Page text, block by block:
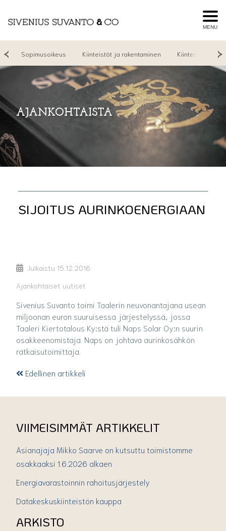
MENU
Sopimusoikeus Kiinteistöt ja rakentaminen
AJANKOHTAISTA
SIJOITUS AURINKOENERGIAAN
Julkaistu 15.12.2016
Ajankohtaiset uutiset
Sivenius Suvanto toimi Taalerin neuvonantajana usean
miljoonan euron suuruisessa järjestelyssä, jossa
Taaleri Kiertotalous Ky:stä tuli Naps Solar Oy:n suurin
osakkeenomistaja. Naps on johtava aurinkosähkön
ratkaisutoimittaja.
Edellinen artikkeli
VIIMEISIMMÄT ARTIKKELIT
Asianajaja Mikko Saarve on kutsuttu toimistomme
osakkaaksi 1.6.2026 alkaen
Energiavarastoinnin rahoitusjärjestely
Datakeskuskiinteistön kauppa
ARKISTO